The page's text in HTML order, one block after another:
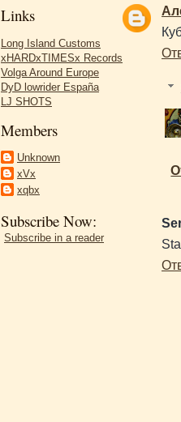
Links
Long Island Customs
xHARDxTIMESx Records
Volga Around Europe
DyD lowrider España
LJ SHOTS
Members
Unknown
xVx
xqbx
Subscribe Now:
Subscribe in a reader